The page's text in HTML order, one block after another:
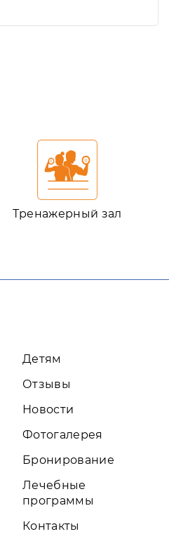
Тренажерный зал
Детям
Отзывы
Новости
Фотогалерея
Бронирование
Лечебные
программы
Контакты